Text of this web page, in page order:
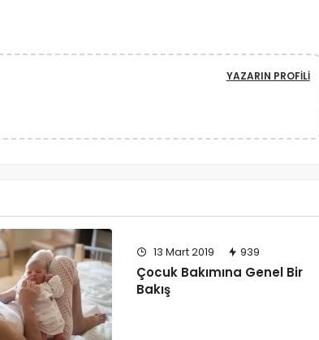
YAZARIN PROFILI
13 Mart 2019 939
Çocuk Bakımına Genel Bir
Bakış